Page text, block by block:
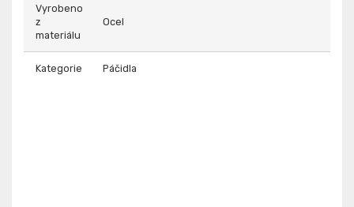
Vyrobeno
z
materiálu
Ocel
Kategorie Páčidla